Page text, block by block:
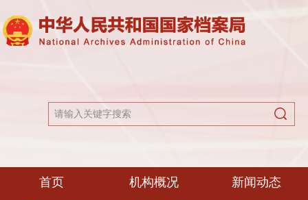
首页 机构概况 新闻动态